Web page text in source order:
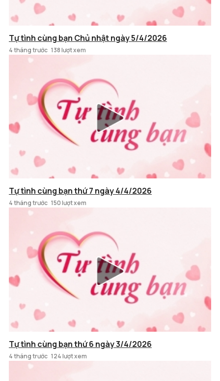
Tự tình cùng bạn Chủ nhật ngày 5/4/2026
4 tháng trước 138 lượt xem
Tự tình cùng bạn thứ 7 ngày 4/4/2026
4 tháng trước 150 lượt xem
Tự tình cùng bạn thứ 6 ngày 3/4/2026
4 tháng trước 124 lượt xem